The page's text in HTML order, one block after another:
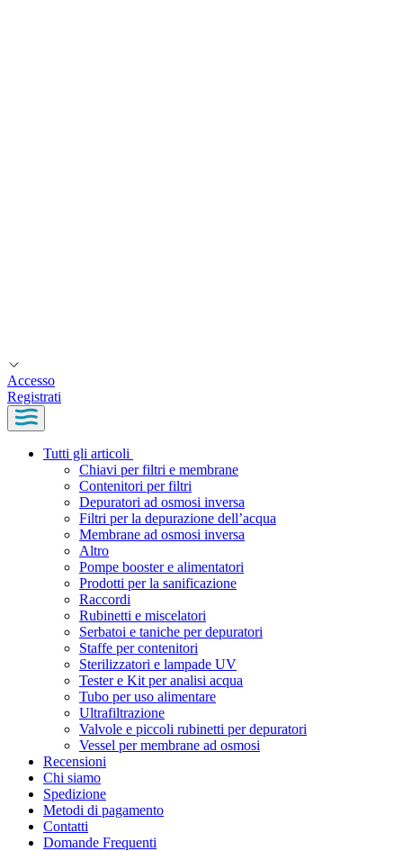
Accesso
Registrati
Tutti gli articoli
Chiavi per filtri e membrane
Contenitori per filtri
Depuratori ad osmosi inversa
Filtri per la depurazione dell’acqua
Membrane ad osmosi inversa
Altro
Pompe booster e alimentatori
Prodotti per la sanificazione
Raccordi
Rubinetti e miscelatori
Serbatoi e taniche per depuratori
Staffe per contenitori
Sterilizzatori e lampade UV
Tester e Kit per analisi acqua
Tubo per uso alimentare
Ultrafiltrazione
Valvole e piccoli rubinetti per depuratori
Vessel per membrane ad osmosi
Recensioni
Chi siamo
Spedizione
Metodi di pagamento
Contatti
Domande Frequenti